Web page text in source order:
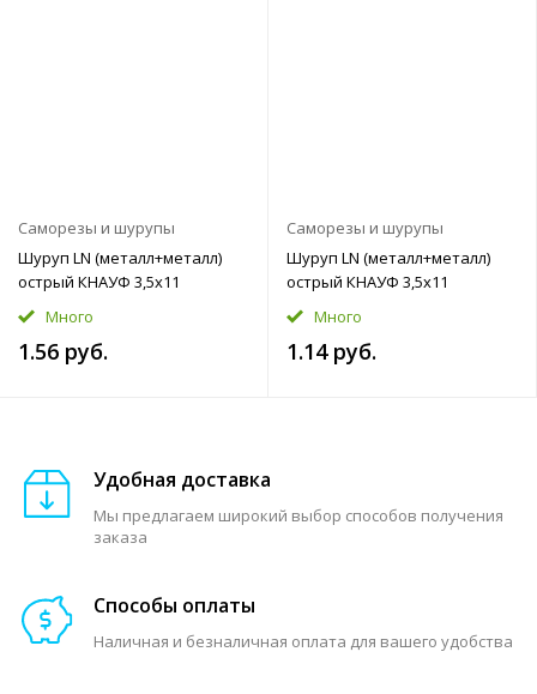
Саморезы и шурупы
Шуруп LN (металл+металл)
острый КНАУФ 3,5x11
Много
1.56 руб.
Саморезы и шурупы
Шуруп LN (металл+металл)
острый КНАУФ 3,5x11
Много
1.14 руб.
Удобная доставка
Мы предлагаем широкий выбор способов получения
заказа
Способы оплаты
Наличная и безналичная оплата для вашего удобства